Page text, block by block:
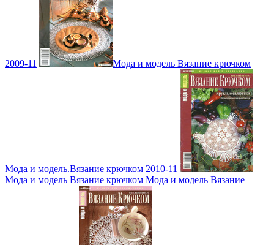
2009-11 Мода и модель Вязание крючком
Мода и модель.Вязание крючком 2010-11
Мода и модель Вязание крючком Мода и модель Вязание